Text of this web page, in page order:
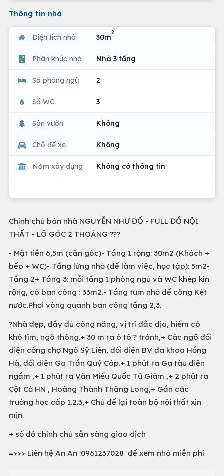
Thông tin nhà
Diện tích nhà 30m
2
Phân khúc nhà Nhà 3 tầng
Số phòng ngủ 2
Số WC 3
Sân vườn Không
Chỗ để xe Không
Năm xây dựng Không có thông tin
Chính chủ bán nhà NGUYỄN NHƯ ĐỔ - FULL ĐỒ NỘI
THẤT - LÔ GÓC 2 THOÁNG ???
- Mặt tiền 6,5m (căn góc)- Tầng 1 rộng: 30m2 (Khách +
bếp + WC)- Tầng lửng nhỏ (để làm việc, học tập): 5m2-
Tầng 2+ Tầng 3: mỗi tầng 1 phòng ngủ và WC khép kín
rộng, có ban công : 33m2.- Tầng tum nhỏ để cõng Két
nước.Phơi vòng quanh ban công tầng 2,3.
?Nhà đẹp, đầy đủ công năng, vị trí đắc địa, hiếm có
khó tìm, ngõ thông.+ 30 m ra ô tô ? tránh,+ Các ngõ đối
diện cổng chợ Ngô Sỹ Liên, đối diện BV đa khoa Hồng
Hà, đối diện Ga Trần Quý Cáp.+ 1 phút ra Ga tàu điện
ngầm ,+ 1 phút ra Văn Miếu Quốc Tử Giám ,+ 2 phút ra
Cột Cờ HN , Hoàng Thành Thăng Long,+ Gần các
trường học cấp 1.2.3,+ Chủ để lại toàn bộ nội thất xịn
mịn.
+ sổ đỏ chính chủ sẵn sàng giao dịch
=>>> Liên hệ An An :0961237028 để xem nhà miễn phí